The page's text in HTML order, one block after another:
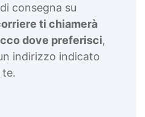
consegna su
ti chiamerà
dove preferisci,
indirizzo indicato
te.